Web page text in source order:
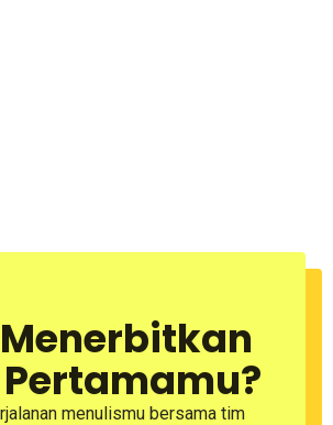
menulismu bersama tim